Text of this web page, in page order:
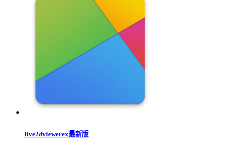
live2dviewerex最新版